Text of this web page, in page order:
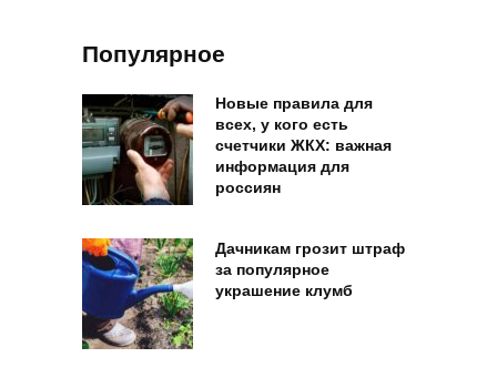
Популярное
Новые правила для
всех, у кого есть
счетчики ЖКХ: важная
информация для
россиян
Дачникам грозит штраф
за популярное
украшение клумб